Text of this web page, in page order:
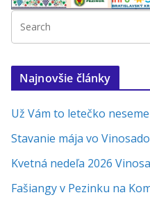
Najnovšie články
Už Vám to letečko neseme
Stavanie mája vo
Kvetná nedeľa 2026
Fašiangy v Pezinku na